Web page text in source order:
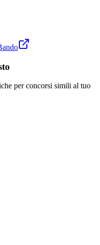
per concorsi simili al tuo